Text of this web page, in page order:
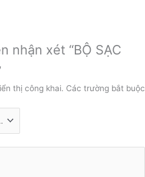
nhận xét “BỘ SẠC
thị công khai. Các trường bắt buộc